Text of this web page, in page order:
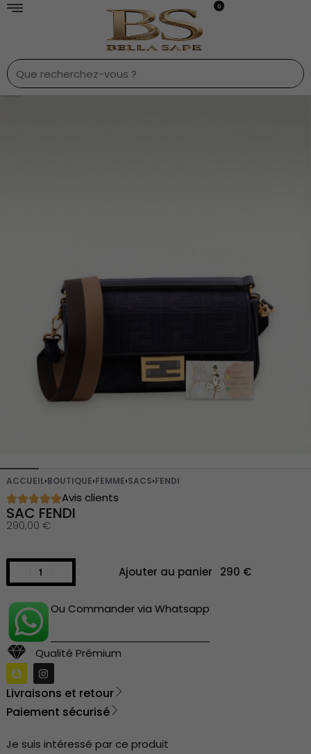
0
8
ACCUEIL›BOUTIQUE›FEMME›SACS›FENDI
Avis clients
SAC FENDI
290,00 €
Ajouter au panier
Ou Commander via Whatsapp
Qualité Prémium
Livraisons et retour
Paiement sécurisé
Je suis intéressé par ce produit